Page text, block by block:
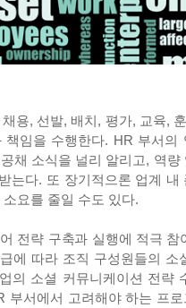
용, 선발, 배치, 평가, 교육,
임을 수행한다. HR 부서의
채 소식을 널리 알리고, 역량
는다. 또 장기적으론 업계 내
요를 줄일 수도 있다.
전략 구축과 실행에 적극 참
에 따라 조직 구성원들의 소
의 소셜 커뮤니케이션 전략
부서에서 고려해야 하는 프